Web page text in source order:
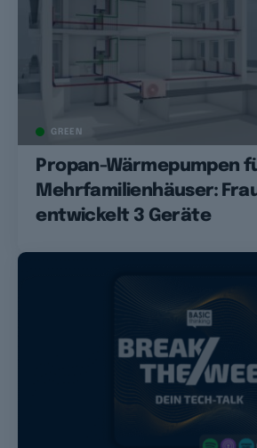
GREEN
Propan-Wärmepumpen
Mehrfamilienhäuser:
entwickelt 3 Geräte